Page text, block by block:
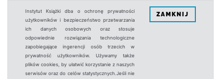
Instytut Książki dba o ochronę prywatności
użytkowników i bezpieczeństwo przetwarzania
ich danych osobowych oraz stosuje
odpowiednie rozwiązania technologiczne
zapobiegające ingerencji osób trzecich w
prywatność użytkowników. Używamy także
plików cookies, by ułatwić korzystanie z naszych
serwisów oraz do celów statystycznych.Jeśli nie
ZAMKNIJ